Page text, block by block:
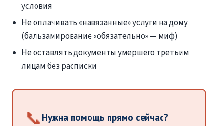
условия
Не оплачивать «навязанные» услуги на дому
(бальзамирование «обязательно» — миф)
Не оставлять документы умершего третьим
лицам без расписки
📞 Нужна помощь прямо сейчас?